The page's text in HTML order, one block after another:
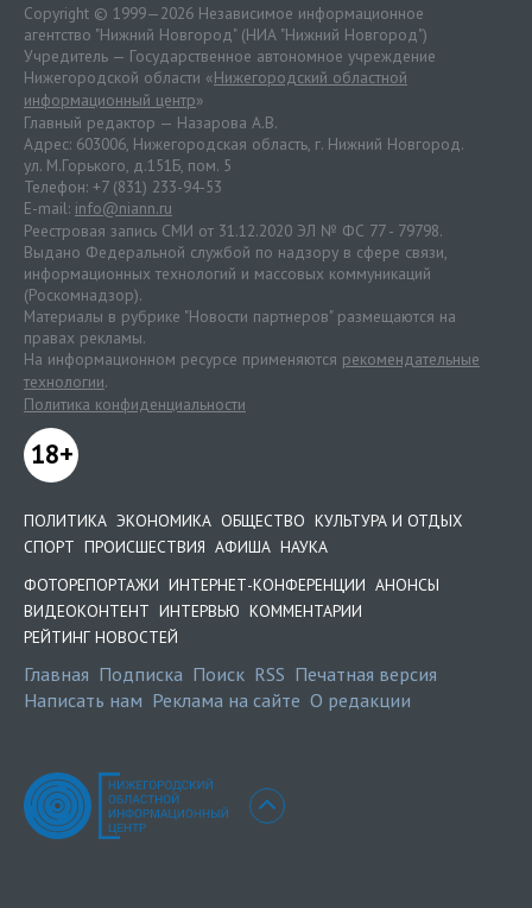
Copyright © 1999—2026 Независимое информационное
агентство "Нижний Новгород" (НИА "Нижний Новгород")
Учредитель — Государственное автономное учреждение
Нижегородской области «Нижегородский областной
информационный центр»
Главный редактор — Назарова А.В.
Адрес: 603006, Нижегородская область, г. Нижний Новгород.
ул. М.Горького, д.151Б, пом. 5
Телефон: +7 (831) 233-94-53
E-mail: info@niann.ru
Реестровая запись СМИ от 31.12.2020 ЭЛ № ФС 77 - 79798.
Выдано Федеральной службой по надзору в сфере связи,
информационных технологий и массовых коммуникаций
(Роскомнадзор).
Материалы в рубрике "Новости партнеров" размещаются на
правах рекламы.
На информационном ресурсе применяются рекомендательные
технологии.
Политика конфиденциальности
18+
ПОЛИТИКА ЭКОНОМИКА ОБЩЕСТВО КУЛЬТУРА И ОТДЫХ
СПОРТ ПРОИСШЕСТВИЯ АФИША НАУКА
ФОТОРЕПОРТАЖИ ИНТЕРНЕТ-КОНФЕРЕНЦИИ АНОНСЫ
ВИДЕОКОНТЕНТ ИНТЕРВЬЮ КОММЕНТАРИИ
РЕЙТИНГ НОВОСТЕЙ
Главная Подписка Поиск RSS Печатная версия
Написать нам Реклама на сайте О редакции